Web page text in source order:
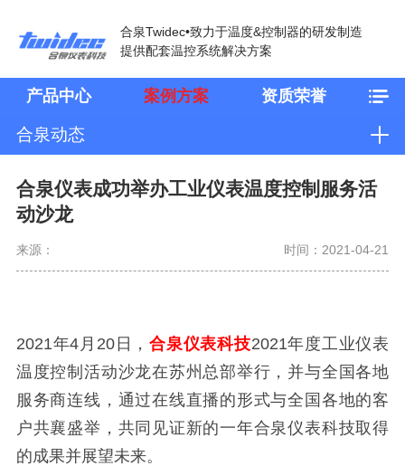
合泉Twidec•致力于温度&控制器的研发制造
提供配套温控系统解决方案
产品中心 案例方案 资质荣誉
合泉动态
合泉仪表成功举办工业仪表温度控制服务活
动沙龙
来源： 时间：2021-04-21
2021年4月20日，合泉仪表科技2021年度工业仪表
温度控制活动沙龙在苏州总部举行，并与全国各地
服务商连线，通过在线直播的形式与全国各地的客
户共襄盛举，共同见证新的一年合泉仪表科技取得
的成果并展望未来。